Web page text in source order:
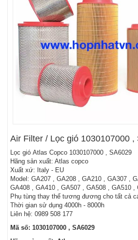
Air Filter / Lọc gió 1030107000 ,
Lọc gió Atlas Copco 1030107000 , SA6029
Hãng sản xuất: Atlas copco
Xuất xứ: Italy - EU
Model: GA207 , GA208 , GA210 , GA307 ,
GA408 , GA410 , GA507 , GA508 , GA510 ,
Phụ tùng thay thế tương đương cho tất cả
Thời gian sử dụng 4000h - 8000h
Liên hệ: 0989 508 177
Mã số: 1030107000 , SA6029